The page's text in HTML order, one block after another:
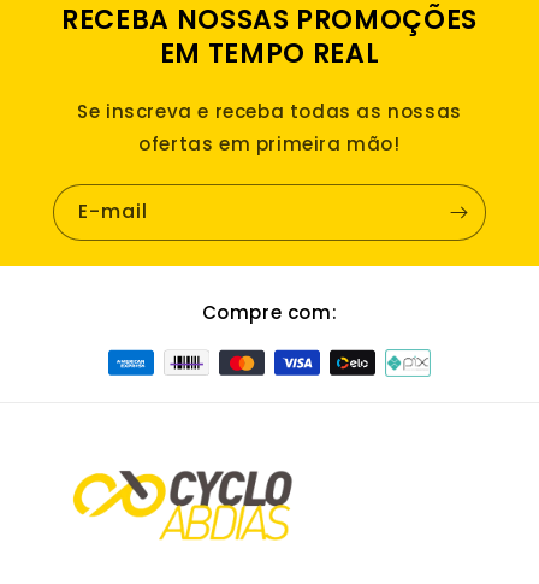
RECEBA NOSSAS PROMOÇÕES
EM TEMPO REAL
Se inscreva e receba todas as nossas
ofertas em primeira mão!
E-mail
Compre com: